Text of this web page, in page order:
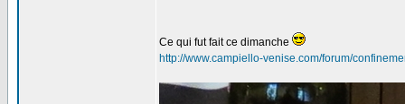
Ce qui fut fait ce dimanche
http://www.campiello-venise.com/forum/